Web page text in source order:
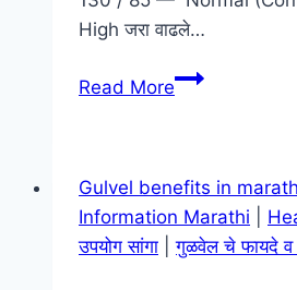
Dengue
Marathi
High जरा वाढले…
Read Moreशरीरात
हवे
:
ऑक्सिजन
Gulvel benefits in
Information Marathi
उपयोग सांगा |गुळवेल चे फायदे